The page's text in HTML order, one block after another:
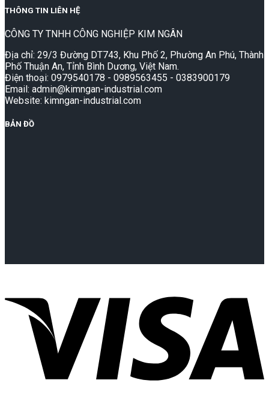
THÔNG TIN LIÊN HỆ
CÔNG TY TNHH CÔNG NGHIỆP KIM NGÂN
Địa chỉ: 29/3 Đường DT743, Khu Phố 2, Phường An Phú, Thành
Phố Thuận An, Tỉnh Bình Dương, Việt Nam.
Điện thoại: 0979540178 - 0989563455 - 0383900179
Email: admin@kimngan-industrial.com
Website: kimngan-industrial.com
BẢN ĐỒ